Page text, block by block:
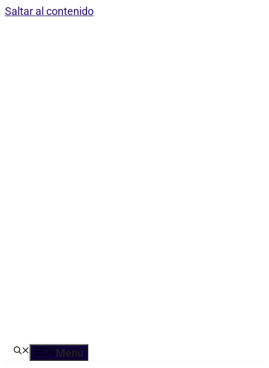
Saltar al contenido
Menú